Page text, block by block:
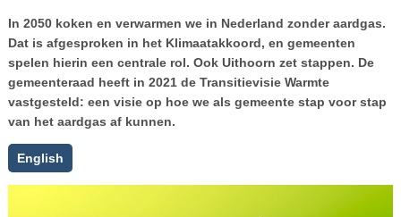
In 2050 koken en verwarmen we in Nederland zonder aardgas.
Dat is afgesproken in het Klimaatakkoord, en gemeenten
spelen hierin een centrale rol. Ook Uithoorn zet stappen. De
gemeenteraad heeft in 2021 de Transitievisie Warmte
vastgesteld: een visie op hoe we als gemeente stap voor stap
van het aardgas af kunnen.
English